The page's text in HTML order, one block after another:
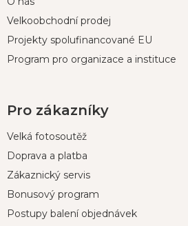
Velkoobchodní prodej
Projekty spolufinancované EU
Program pro organizace a instituce
Pro zákazníky
Velká fotosoutěž
Doprava a platba
Zákaznický servis
Bonusový program
Postupy balení objednávek